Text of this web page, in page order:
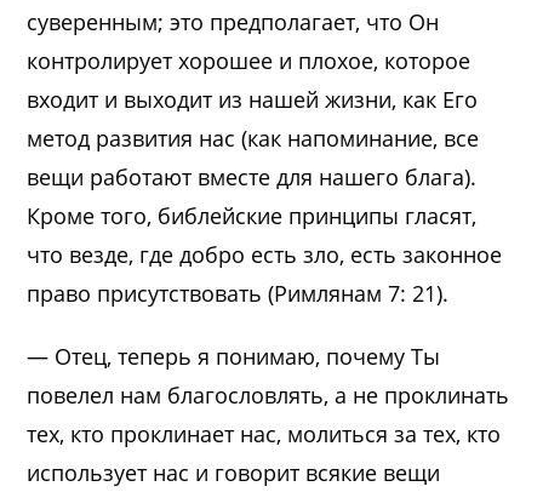
суверенным; это предполагает, что Он
контролирует хорошее и плохое, которое
входит и выходит из нашей жизни, как Его
метод развития нас (как напоминание, все
вещи работают вместе для нашего блага).
Кроме того, библейские принципы гласят,
что везде, где добро есть зло, есть законное
право присутствовать (Римлянам 7: 21).
— Отец, теперь я понимаю, почему Ты
повелел нам благословлять, а не проклинать
тех, кто проклинает нас, молиться за тех, кто
использует нас и говорит всякие вещи